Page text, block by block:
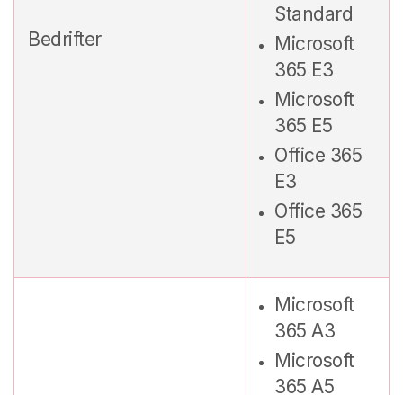
Bedrifter
Standard
Microsoft
365 E3
Microsoft
365 E5
Office 365
E3
Office 365
E5
Microsoft
365 A3
Microsoft
365 A5